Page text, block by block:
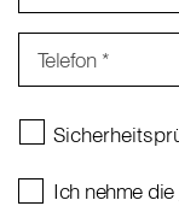
Telefon *
Ich nehme die